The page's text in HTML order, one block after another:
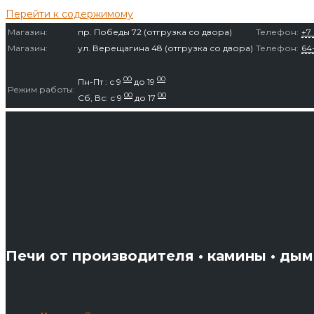
Перейти к содержимому
Магазин: пр. Победы 72 (отгрузка со двора) Телефон: +7
Магазин:
ул. Верещагина 48 (отгрузка со двора) Телефон:
Режим работы:
Пн-Пт : с 9 00 до 19 00
Сб, Вс: с 9 00 до 17 00
Печи от производителя • камины •